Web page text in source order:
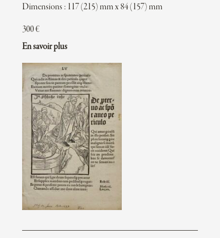
Dimensions : 117 (215) mm x 84 (157) mm
300€
En savoir plus